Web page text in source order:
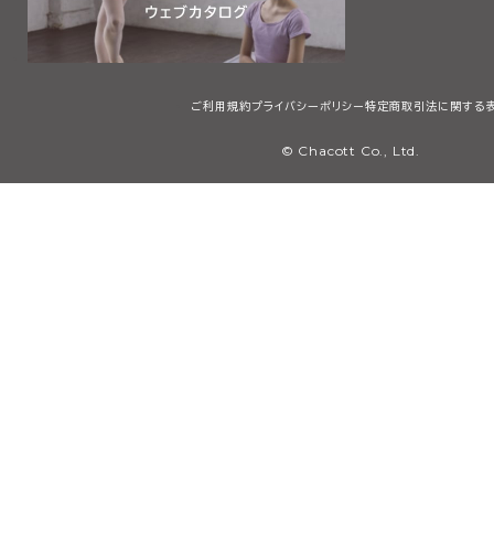
ご利用規約プライバシーポリシー 特定商取引法に関する
© Chacott Co., Ltd.